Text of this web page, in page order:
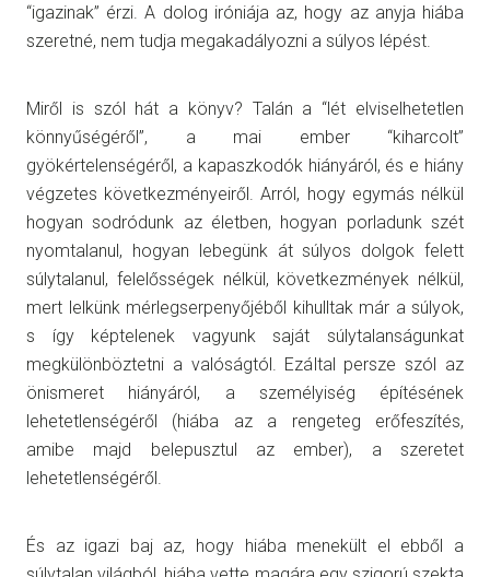
“igazinak” érzi. A dolog iróniája az, hogy az anyja hiába
szeretné, nem tudja megakadályozni a súlyos lépést.
Miről is szól hát a könyv? Talán a “lét elviselhetetlen
könnyűségéről”, a mai ember “kiharcolt”
gyökértelenségéről, a kapaszkodók hiányáról, és e hiány
végzetes következményeiről. Arról, hogy egymás nélkül
hogyan sodródunk az életben, hogyan porladunk szét
nyomtalanul, hogyan lebegünk át súlyos dolgok felett
súlytalanul, felelősségek nélkül, következmények nélkül,
mert lelkünk mérlegserpenyőjéből kihulltak már a súlyok,
s így képtelenek vagyunk saját súlytalanságunkat
megkülönböztetni a valóságtól. Ezáltal persze szól az
önismeret hiányáról, a személyiség építésének
lehetetlenségéről (hiába az a rengeteg erőfeszítés,
amibe majd belepusztul az ember), a szeretet
lehetetlenségéről.
És az igazi baj az, hogy hiába menekült el ebből a